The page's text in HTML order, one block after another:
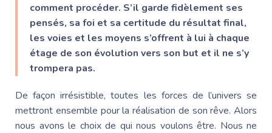
comment procéder. S’il garde fidèlement ses
pensés, sa foi et sa certitude du résultat final,
les voies et les moyens s’offrent à lui à chaque
étage de son évolution vers son but et il ne s’y
trompera pas.
De façon irrésistible, toutes les forces de l’univers se
mettront ensemble pour la réalisation de son rêve. Alors
nous avons le choix de qui nous voulons être. Nous ne